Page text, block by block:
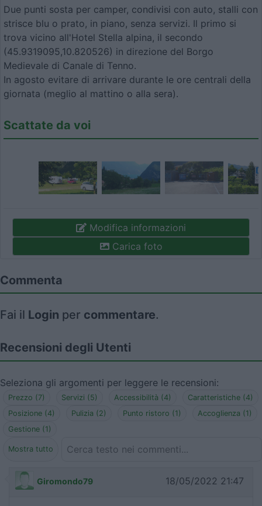
Due punti sosta per camper, condivisi con auto, stalli con
strisce blu o prato, in piano, senza servizi. Il primo si
trova vicino all'Hotel Stella alpina, il secondo
(45.9319095,10.820526) in direzione del Borgo
Medievale di Canale di Tenno.
In agosto evitare di arrivare durante le ore centrali della
giornata (meglio al mattino o alla sera).
Scattate da voi
Modifica informazioni
Carica foto
Commenta
Fai il Login per commentare.
Recensioni degli Utenti
Seleziona gli argomenti per leggere le recensioni:
Prezzo (7) Servizi (5) Accessibilità (4)
Caratteristiche (4)
Posizione (4)
Pulizia (2) Punto ristoro (1)
Accoglienza (1)
Gestione (1)
Mostra tutto
Giromondo79 18/05/2022 21:47